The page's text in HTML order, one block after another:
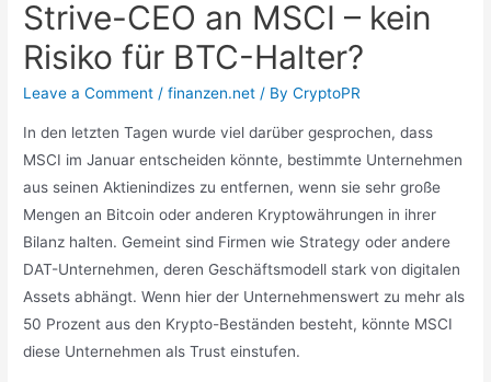
Strive-CEO an MSCI – kein
Risiko für BTC-Halter?
Leave a Comment /finanzen.net / ByCryptoPR
In den letzten Tagen wurde viel darüber gesprochen, dass
MSCI im Januar entscheiden könnte, bestimmte Unternehmen
aus seinen Aktienindizes zu entfernen, wenn sie sehr große
Mengen an Bitcoin oder anderen Kryptowährungen in ihrer
Bilanz halten. Gemeint sind Firmen wie Strategy oder andere
DAT-Unternehmen, deren Geschäftsmodell stark von digitalen
Assets abhängt. Wenn hier der Unternehmenswert zu mehr als
50 Prozent aus den Krypto-Beständen besteht, könnte MSCI
diese Unternehmen als Trust einstufen.